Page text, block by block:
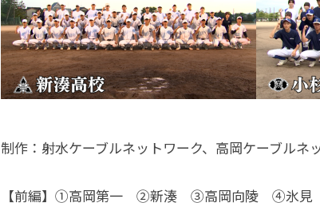
制作：射水ケーブルネットワーク、高岡ケーブルネ
【前編】①高岡第一 ②新湊 ③高岡向陵 ④氷